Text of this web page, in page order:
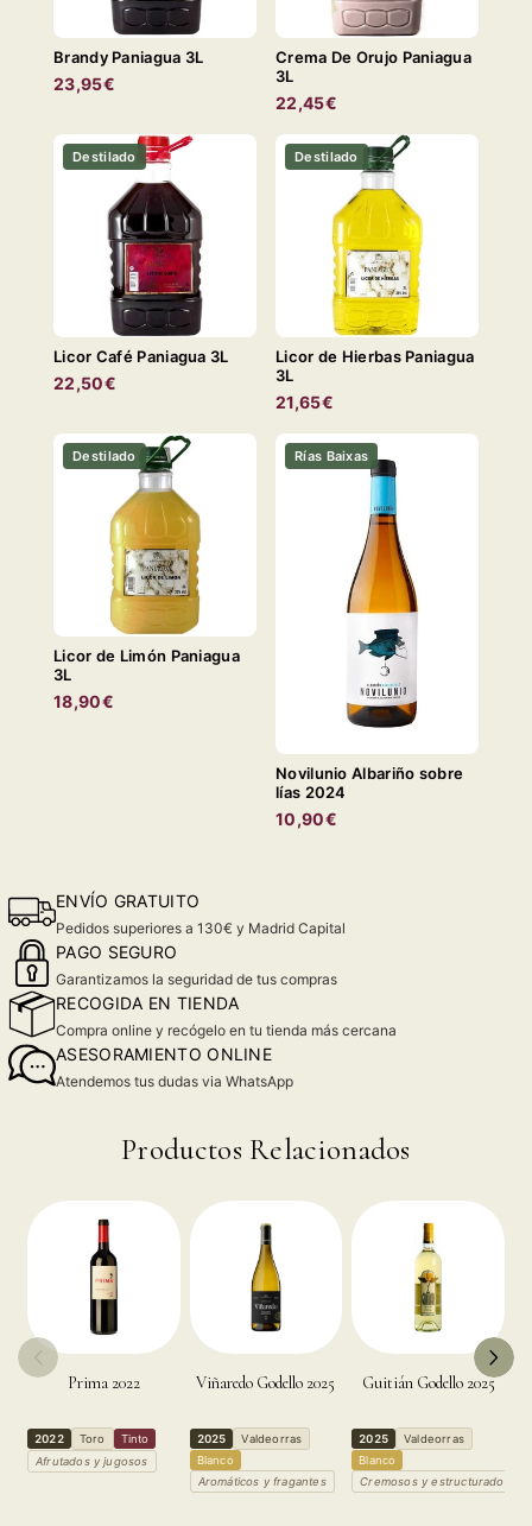
Brandy Paniagua 3L
23,95€
Crema De Orujo Paniagua
3L
22,45€
Destilado
Licor Café Paniagua 3L
22,50€
Destilado
Licor de Hierbas Paniagua
3L
21,65€
Destilado
Licor de Limón Paniagua
3L
18,90€
Rías Baixas
Novilunio Albariño sobre
lías 2024
10,90€
ENVÍO GRATUITO
Pedidos superiores a 130€ y Madrid Capital
PAGO SEGURO
Garantizamos la seguridad de tus compras
RECOGIDA EN TIENDA
Compra online y recógelo en tu tienda más cercana
ASESORAMIENTO ONLINE
Atendemos tus dudas via WhatsApp
Productos Relacionados
Prima 2022
2022 Toro
Tinto
Afrutados y jugosos
Viñaredo Godello 2025
2025
Valdeorras
Blanco
Aromáticos y fragantes
Guitián Godello 2025
2025
Valdeorras
Blanco
Cremosos y estructurados